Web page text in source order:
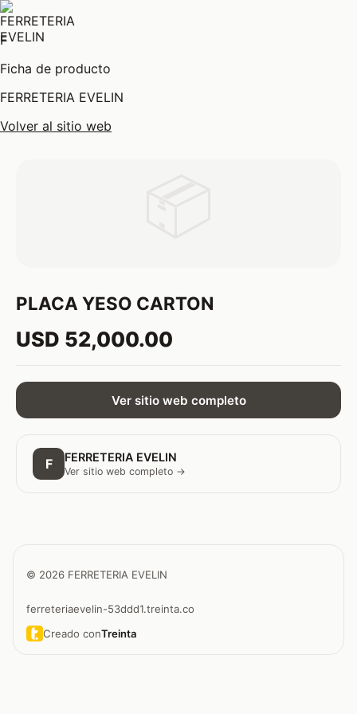
F
Ficha de producto
FERRETERIA EVELIN
Volver al sitio web
PLACA YESO CARTON
USD 52,000.00
Ver sitio web completo
F FERRETERIA EVELIN
Ver sitio web completo →
© 2026 FERRETERIA EVELIN
ferreteriaevelin-53ddd1.treinta.co
Creado conTreinta